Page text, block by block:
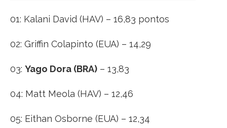
01: Kalani David (HAV) – 16,83 pontos
02: Griffin Colapinto (EUA) – 14,29
03: Yago Dora (BRA) – 13,83
04: Matt Meola (HAV) – 12,46
05: Eithan Osborne (EUA) – 12,34